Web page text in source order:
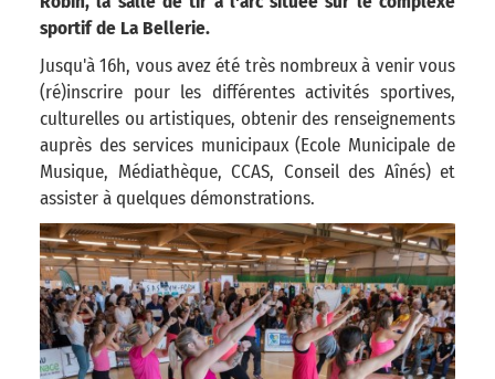
sportif de La Bellerie.
Jusqu'à 16h, vous avez été très nombreux à venir vous
(ré)inscrire pour les différentes activités sportives,
culturelles ou artistiques, obtenir des renseignements
auprès des services municipaux (Ecole Municipale de
Musique, Médiathèque, CCAS, Conseil des Aînés) et
assister à quelques démonstrations.